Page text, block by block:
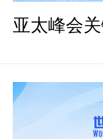
亚太峰会